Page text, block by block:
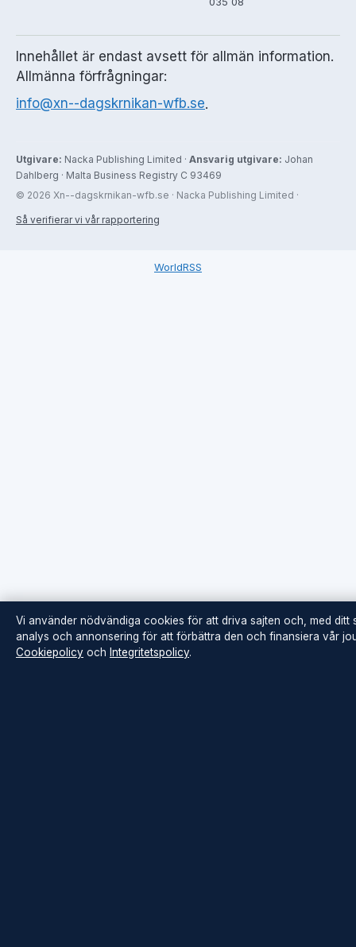
Innehållet är endast avsett för allmän information.
Allmänna förfrågningar:
info@xn--dagskrnikan-wfb.se.
Utgivare: Nacka Publishing Limited · Ansvarig utgivare: Johan
Dahlberg · Malta Business Registry C 93469
© 2026 Xn--dagskrnikan-wfb.se · Nacka Publishing Limited ·
Så verifierar vi vår rapportering
Vi använder nödvändiga cookies för att driva sajten och, med ditt
analys och annonsering för att förbättra den och finansiera vår
Cookiepolicy och Integritetspolicy.
WorldRSS